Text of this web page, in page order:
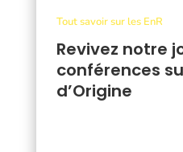
Revivez notre
conférences
d’Origine
Tout savoir sur les EnR